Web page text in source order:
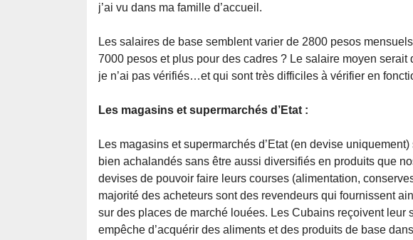
j’ai vu dans ma famille d’accueil.
Les salaires de base semblent varier de 2800 pesos
7000 pesos et plus pour des cadres ? Le salaire moyen
je n’ai pas vérifiés…et qui sont très difficiles à vérifier en
Les magasins et supermarchés d’Etat :
Les magasins et supermarchés d’Etat (en devise
bien achalandés sans être aussi diversifiés en produits que
devises de pouvoir faire leurs courses (alimentation,
majorité des acheteurs sont des revendeurs qui fournissent
sur des places de marché louées. Les Cubains reçoivent
empêche d’acquérir des aliments et des produits de base